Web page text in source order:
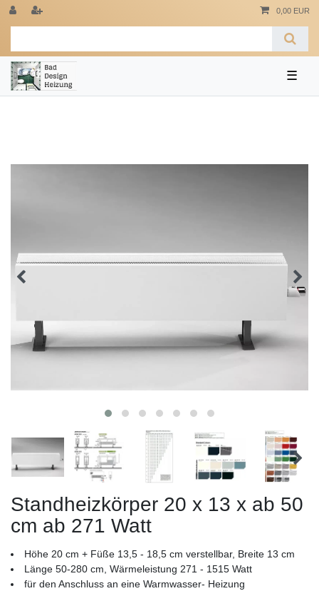
0,00 EUR
☰
Standheizkörper 20 x 13 x ab 50
cm ab 271 Watt
Höhe 20 cm + Füße 13,5 - 18,5 cm verstellbar, Breite 13 cm
Länge 50-280 cm, Wärmeleistung 271 - 1515 Watt
für den Anschluss an eine Warmwasser- Heizung